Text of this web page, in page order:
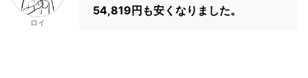
ロイ
54,819円も安くなりました。